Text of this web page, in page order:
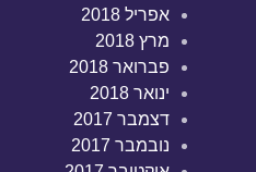
אפריל 2018
מרץ 2018
פברואר 2018
ינואר 2018
דצמבר 2017
נובמבר 2017